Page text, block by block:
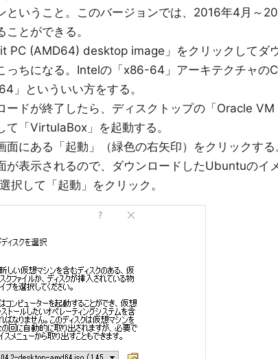
ということ。このバージョンでは、2016年4月～
ことができる。
PC (AMD64) desktop image」をクリックしてダ
っちになる。Intelの「x86-64」アーキテクチャの
」といういい方をする。
ードが終了したら、ディスクトップの「Oracle
て「VirtulaBox」を起動する。
面にある「起動」（緑色の右矢印）をクリックする
が表示されるので、ダウンロードしたUbuntuのイ
択して「起動」をクリック。